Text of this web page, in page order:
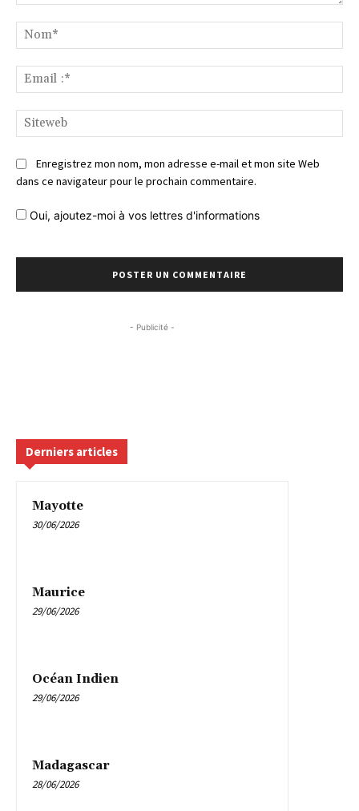
:*
Enregistrez mon nom, mon adresse e-mail et mon site Web
dans ce navigateur pour le prochain commentaire.
Oui, ajoutez-moi à vos lettres d'informations
- Publicité -
Derniers articles
Mayotte
30/06/2026
Maurice
29/06/2026
Océan Indien
29/06/2026
Madagascar
28/06/2026